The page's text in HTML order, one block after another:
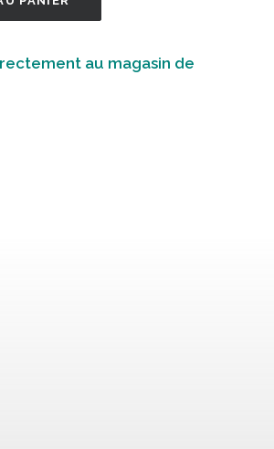
au magasin de